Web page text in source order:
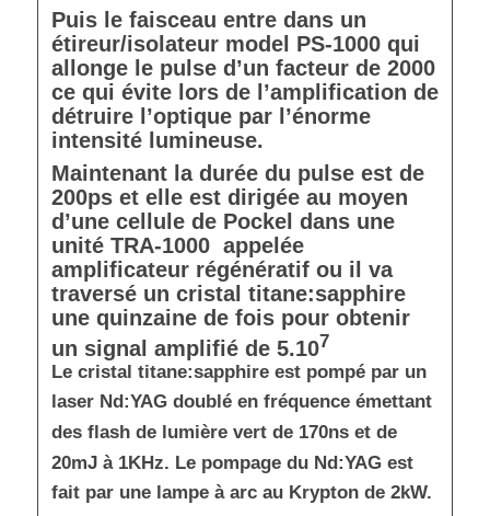
Puis le faisceau entre dans un
étireur/isolateur model PS-1000 qui
allonge le pulse d’un facteur de 2000
ce qui évite lors de l’amplification de
détruire l’optique par l’énorme
intensité lumineuse.
Maintenant la durée du pulse est de
200ps et elle est dirigée au moyen
d’une cellule de Pockel dans une
unité TRA-1000 appelée
amplificateur régénératif ou il va
traversé un cristal titane:sapphire
une quinzaine de fois pour obtenir
un signal amplifié de 5.107
Le cristal titane:sapphire est pompé par un
laser Nd:YAG doublé en fréquence émettant
des flash de lumière vert de 170ns et de
20mJ à 1KHz. Le pompage du Nd:YAG est
fait par une lampe à arc au Krypton de 2kW.